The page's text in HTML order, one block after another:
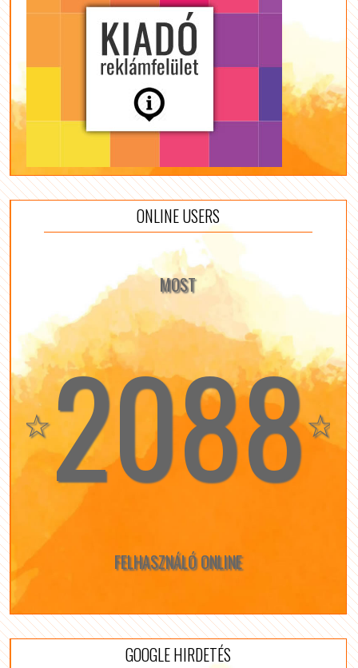
ONLINE USERS
MOST
☆2088☆
FELHASZNÁLÓ ONLINE
GOOGLE HIRDETÉS